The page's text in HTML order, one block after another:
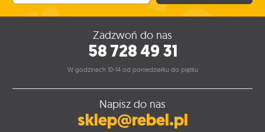
Zadzwoń do nas
58 728 49 31
W godzinach 10-14 od poniedziałku do piątku
Napisz do nas
sklep@rebel.pl